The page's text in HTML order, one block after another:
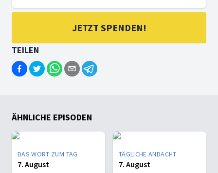
JETZT SPENDEN!
TEILEN
ÄHNLICHE EPISODEN
DAS WORT ZUM TAG
7. August
TÄGLICHE ANDACHT
7. August